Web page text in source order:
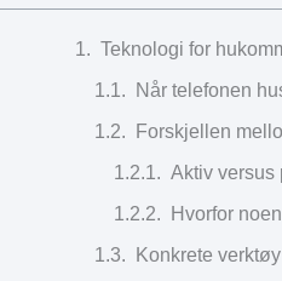
Teknologi for
Når telefonen
Forskjellen
Aktiv versus
Hvorfor
Konkrete